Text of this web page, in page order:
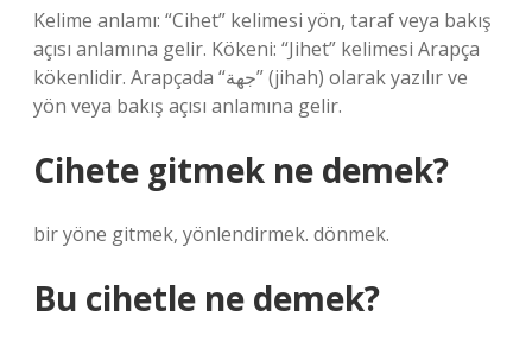
Kelime anlamı: “Cihet” kelimesi yön, taraf veya bakış
açısı anlamına gelir. Kökeni: “Jihet” kelimesi Arapça
kökenlidir. Arapçada “جهة” (jihah) olarak yazılır ve
yön veya bakış açısı anlamına gelir.
Cihete gitmek ne demek?
bir yöne gitmek, yönlendirmek. dönmek.
Bu cihetle ne demek?